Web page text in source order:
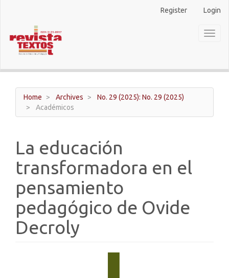
Main
Content
Sidebar
Register Login
Home Archives
No. 29 (2025): No. 29 (2025)
Académicos
La educación
transformadora en el
pensamiento
pedagógico de Ovide
Decroly